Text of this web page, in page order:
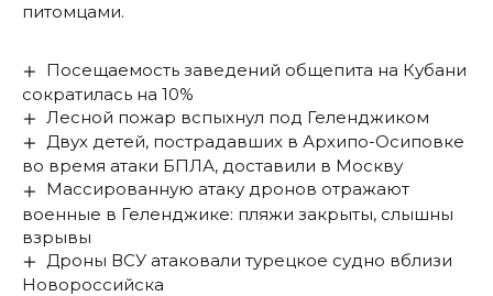
питомцами.
Посещаемость заведений общепита на Кубани
сократилась на 10%
Лесной пожар вспыхнул под Геленджиком
Двух детей, пострадавших в Архипо-Осиповке
во время атаки БПЛА, доставили в Москву
Массированную атаку дронов отражают
военные в Геленджике: пляжи закрыты, слышны
взрывы
Дроны ВСУ атаковали турецкое судно вблизи
Новороссийска